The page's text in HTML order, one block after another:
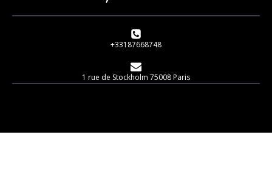
+33187668748
1 rue de Stockholm 75008 Paris